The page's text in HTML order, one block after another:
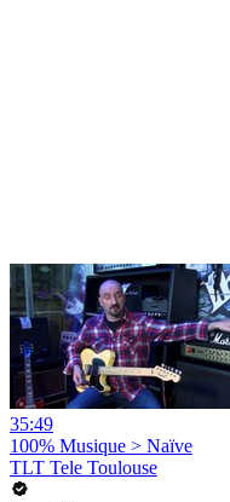
35:49
100% Musique > Naïve
TLT Tele Toulouse